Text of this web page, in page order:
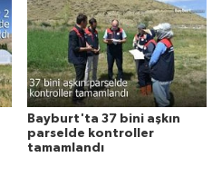
Bayburt'ta 37 bini aşkın
parselde kontroller
tamamlandı